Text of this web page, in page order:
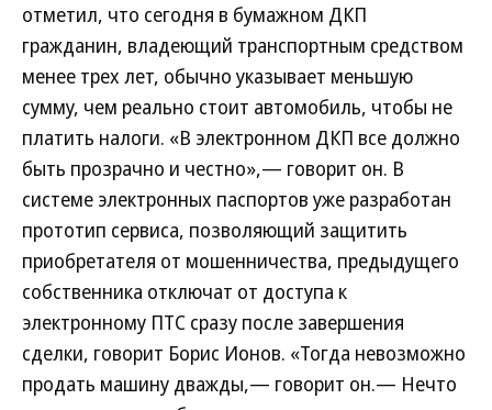
отметил, что сегодня в бумажном ДКП
гражданин, владеющий транспортным средством
менее трех лет, обычно указывает меньшую
сумму, чем реально стоит автомобиль, чтобы не
платить налоги. «В электронном ДКП все должно
быть прозрачно и честно»,— говорит он. В
системе электронных паспортов уже разработан
прототип сервиса, позволяющий защитить
приобретателя от мошенничества, предыдущего
собственника отключат от доступа к
электронному ПТС сразу после завершения
сделки, говорит Борис Ионов. «Тогда невозможно
продать машину дважды,— говорит он.— Нечто